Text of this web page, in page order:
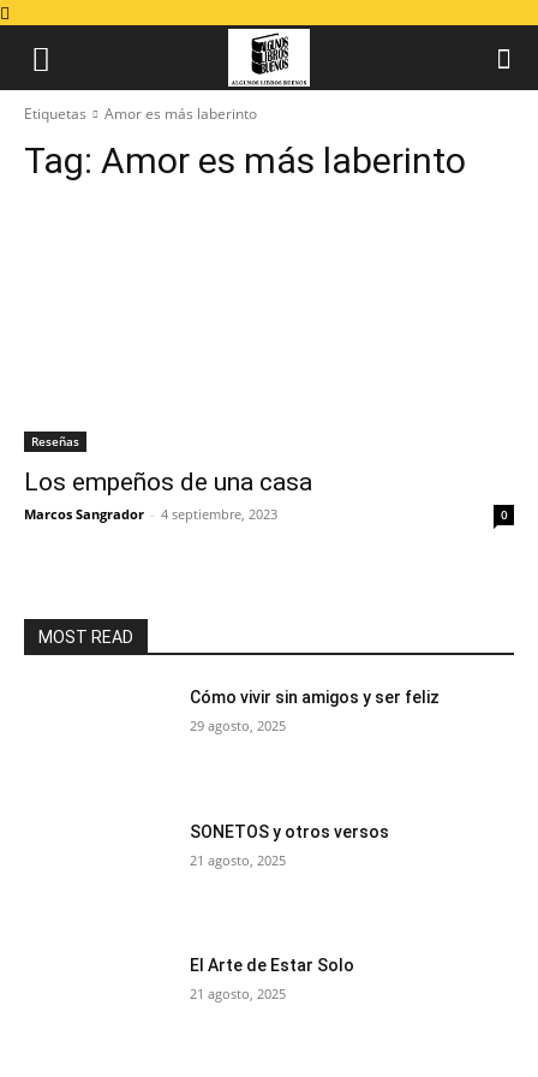
Etiquetas Amor es más laberinto
Tag: Amor es más laberinto
Reseñas
Los empeños de una casa
Marcos Sangrador - 4 septiembre, 2023 0
MOST READ
Cómo vivir sin amigos y ser feliz
29 agosto, 2025
SONETOS y otros versos
21 agosto, 2025
El Arte de Estar Solo
21 agosto, 2025